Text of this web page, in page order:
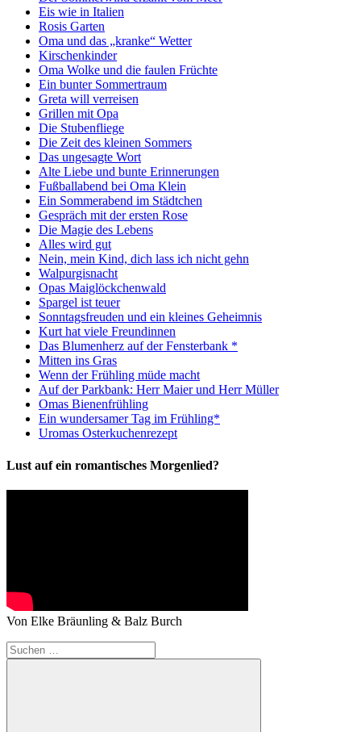
Eis wie in Italien
Rosis Garten
Oma und das „kranke“ Wetter
Kirschenkinder
Oma Wolke und die faulen Früchte
Ein bunter Sommertraum
Greta will verreisen
Grillen mit Opa
Die Stubenfliege
Die Zeit des kleinen Sommers
Das ungesagte Wort
Alte Liebe und bunte Erinnerungen
Fußballabend bei Oma Klein
Ein Sommerabend im Städtchen
Gespräch mit der ersten Rose
Die Magie des Lebens
Alles wird gut
Nein, mein Kind, dich lass ich nicht gehn
Walpurgisnacht
Opas Maiglöckchenwald
Spargel ist teuer
Sonntagsfreuden und ein kleines Geheimnis
Kurt hat viele Freundinnen
Das Blumenherz auf der Fensterbank *
Mitten ins Gras
Wenn der Frühling müde macht
Auf der Parkbank: Herr Maier und Herr Müller
Omas Bienenfrühling
Ein wundersamer Tag im Frühling*
Uromas Osterkuchenrezept
Lust auf ein romantisches Morgenlied?
Von Elke Bräunling & Balz Burch
Suchen
nach: